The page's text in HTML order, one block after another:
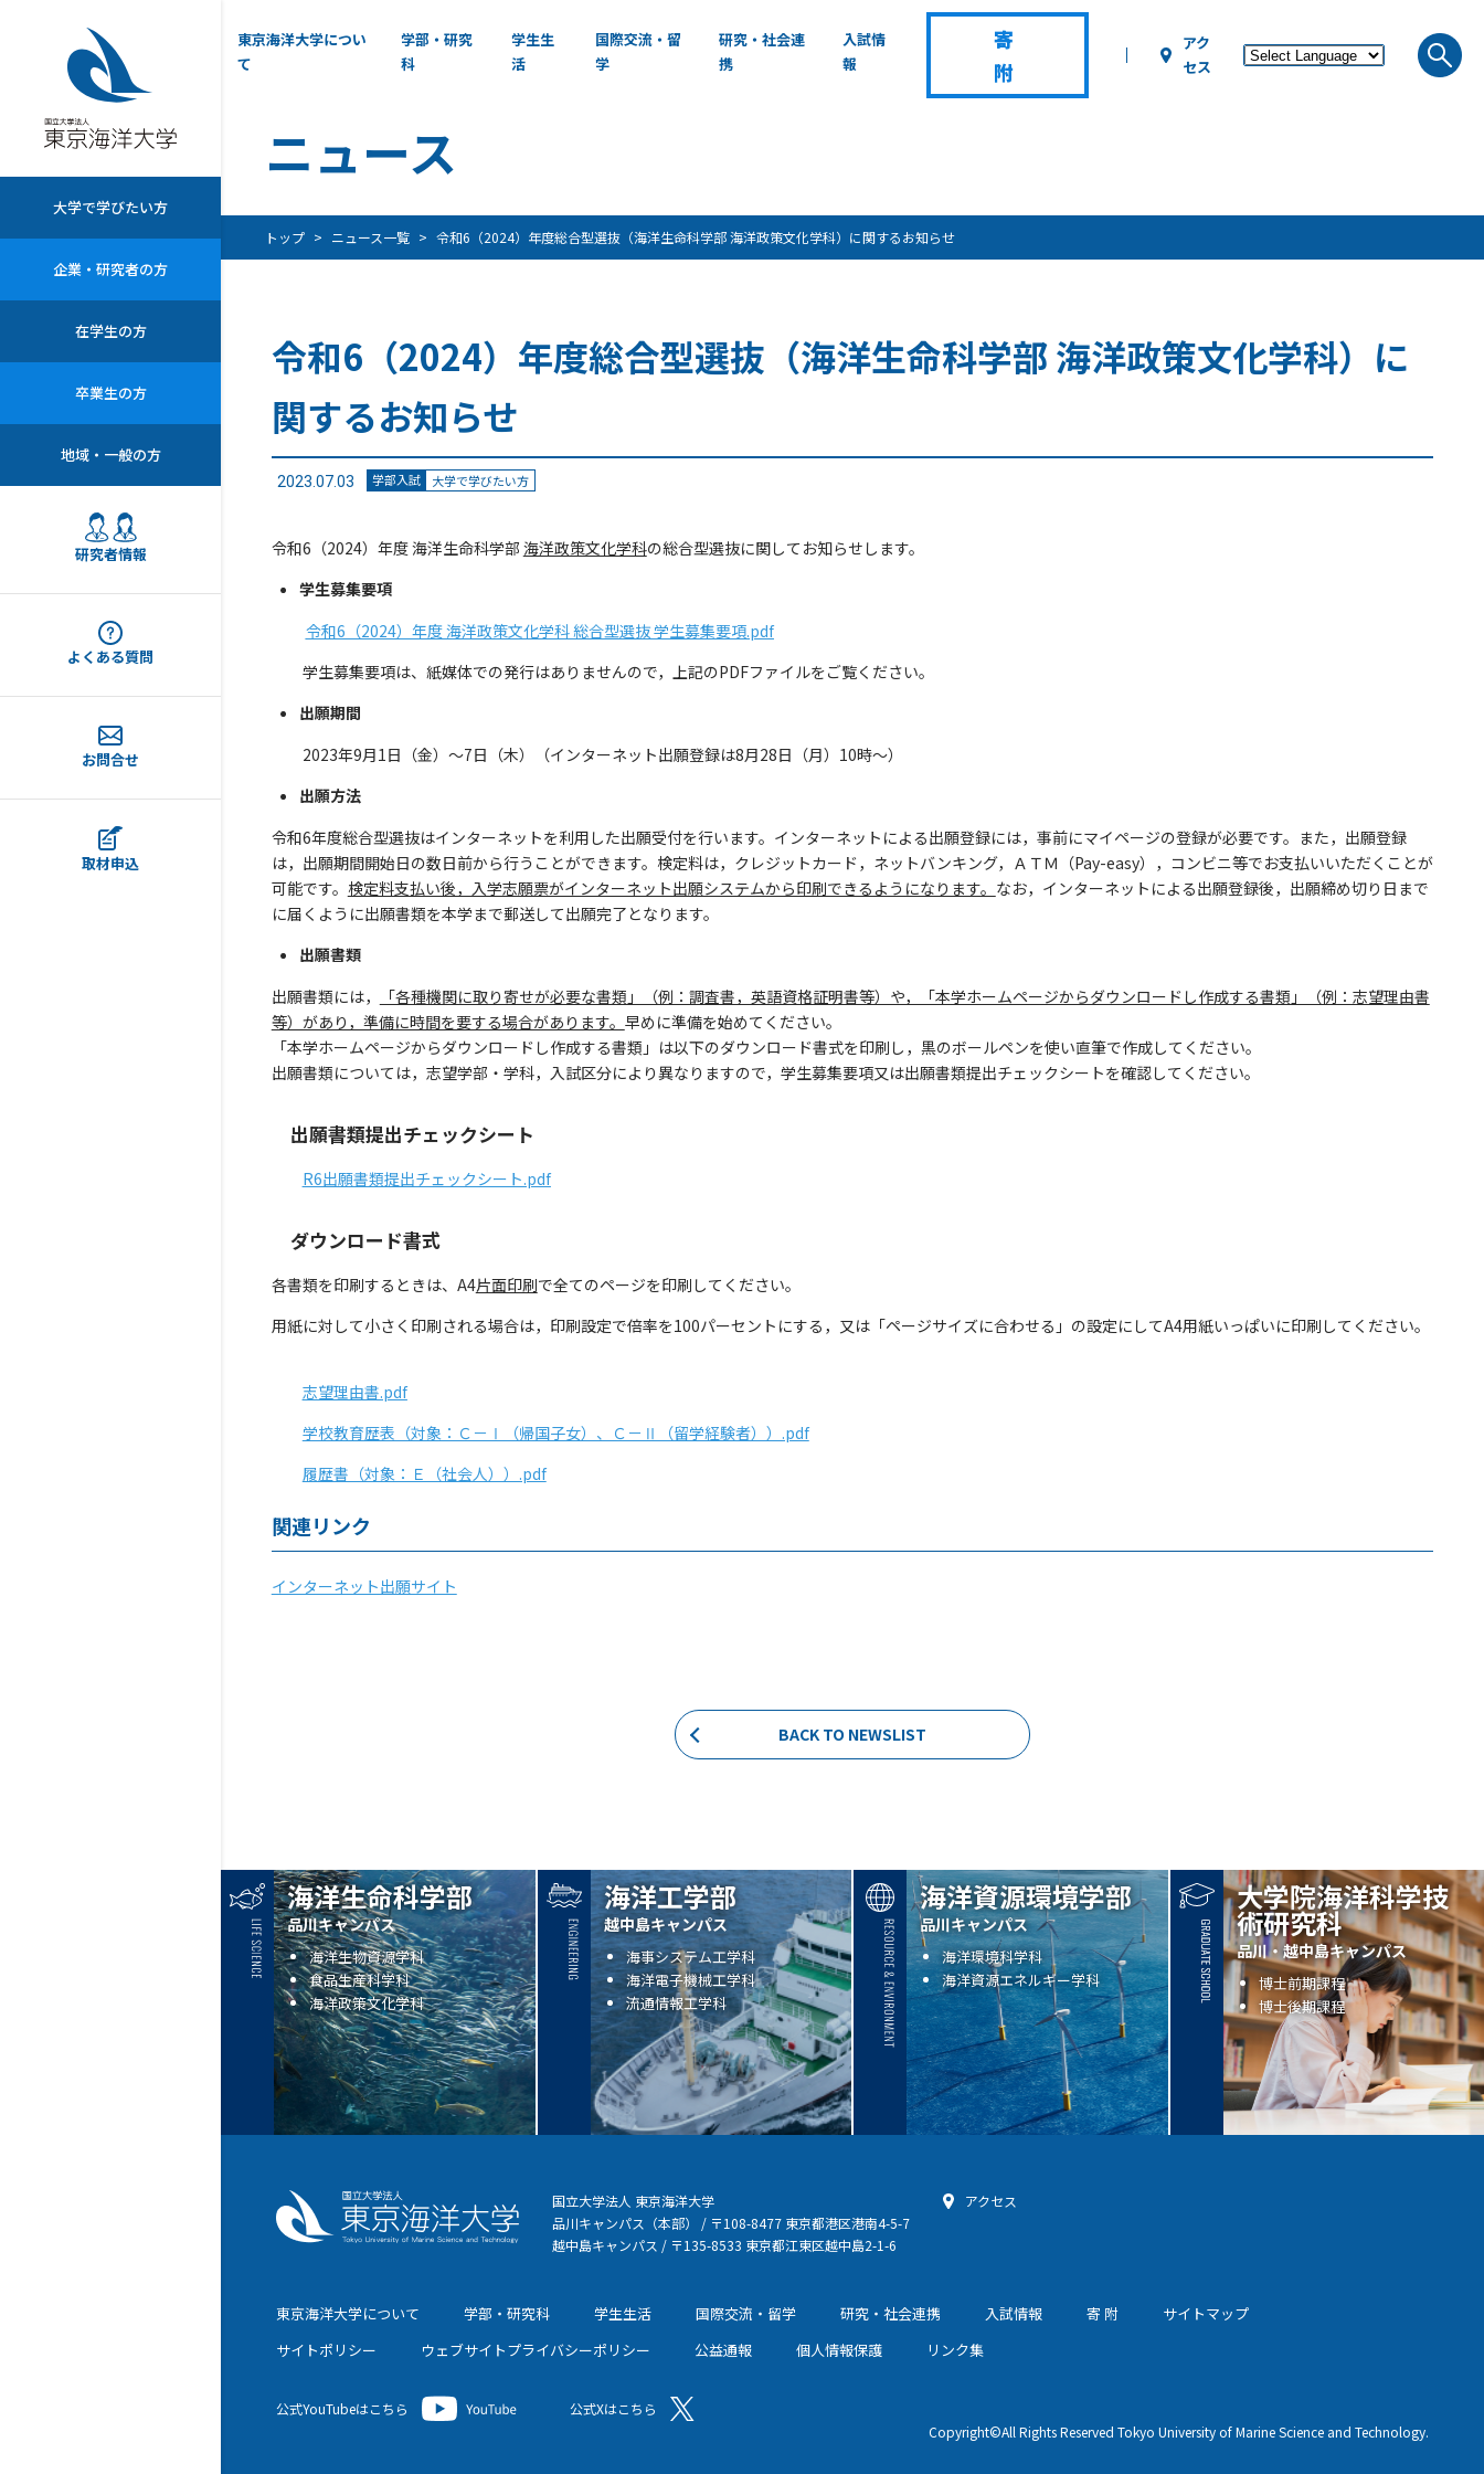
大学で学びたい方
企業・研究者の方
在学生の方
卒業生の方
地域・一般の方
研究者情報
よくある質問
お問合せ
取材申込
東京海洋大学につい
て
学部・研究
科
学生生
活
国際交流・留
学
研究・社会連
携
入試情
報
寄
附
アク
セス
ニュース
トップ ニュース一覧 令和6（2024）年度総合型選抜（海洋生命科学部 海洋政策文化学科）に関するお知らせ
令和6（2024）年度総合型選抜（海洋生命科学部 海洋政策文化学科）に
関するお知らせ
2023.07.03 学部入試 大学で学びたい方
令和6（2024）年度 海洋生命科学部 海洋政策文化学科の総合型選抜に関してお知らせします。
学生募集要項
令和6（2024）年度 海洋政策文化学科 総合型選抜 学生募集要項.pdf
学生募集要項は、紙媒体での発行はありませんので，上記のPDFファイルをご覧ください。
出願期間
2023年9月1日（金）～7日（木）（インターネット出願登録は8月28日（月）10時～）
出願方法
令和6年度総合型選抜はインターネットを利用した出願受付を行います。インターネットによる出願登録には，事前にマイページの登録が必要です。また，出願登録
は，出願期間開始日の数日前から行うことができます。検定料は，クレジットカード，ネットバンキング， ＡＴＭ（Pay-easy）， コンビニ等でお支払いいただくことが
可能です。 検定料支払い後，入学志願票がインターネット出願システムから印刷できるようになります。 なお，インターネットによる出願登録後，出願締め切り日まで
に届くように出願書類を本学まで郵送して出願完了となります。
出願書類
出願書類には，
「各種機関に取り寄せが必要な書類」（例：調査書，英語資格証明書等）や，「本学ホームページからダウンロードし作成する書類」（例：志望理由書
等）があり，準備に時間を要する場合があります。 早めに準備を始めてください。
「本学ホームページからダウンロードし作成する書類」は以下のダウンロード書式を印刷し，黒のボールペンを使い直筆で作成してください。
出願書類については，志望学部・学科，入試区分により異なりますので，学生募集要項又は出願書類提出チェックシートを確認してください。
出願書類提出チェックシート
R6出願書類提出チェックシート.pdf
ダウンロード書式
各書類を印刷するときは、A4片面印刷で全てのページを印刷してください。
用紙に対して小さく印刷される場合は，印刷設定で倍率を100パーセントにする，又は「ページサイズに合わせる」の設定にしてA4用紙いっぱいに印刷してください。
志望理由書.pdf
学校教育歴表（対象：Ｃ－Ⅰ（帰国子女）、Ｃ－Ⅱ（留学経験者））.pdf
履歴書（対象：Ｅ（社会人））.pdf
関連リンク
インターネット出願サイト
BACK TO NEWSLIST
海洋生命科学部
品川キャンパス
海洋生物資源学科
食品生産科学科
海洋政策文化学科
海洋工学部
越中島キャンパス
海事システム工学科
海洋電子機械工学科
流通情報工学科
海洋資源環境学部
品川キャンパス
海洋環境科学科
海洋資源エネルギー学科
大学院海洋科学技
術研究科
品川・越中島キャンパス
博士前期課程
博士後期課程
国立大学法人 東京海洋大学
品川キャンパス（本部） / 〒108-8477 東京都港区港南4-5-7
越中島キャンパス / 〒135-8533 東京都江東区越中島2-1-6
アクセス
東京海洋大学について 学部・研究科 学生生活 国際交流・留学 研究・社会連携 入試情報 寄 附
サイトマップ
サイトポリシー
ウェブサイトプライバシーポリシー 公益通報 個人情報保護 リンク集
公式YouTubeはこちら
公式Xはこちら
Copyright©All Rights Reserved Tokyo University of Marine Science and Technology.